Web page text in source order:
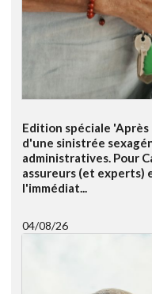
Edition spéciale
d'une sinistrée
administratives. Pour
assureurs (et experts)
l'immédiat...
04/08/26